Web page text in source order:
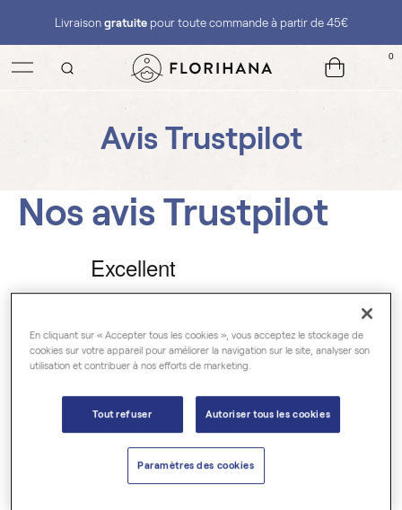
Avis Trustpilot
Nos avis Trustpilot
Livraison gratuitepour toute commande à partir de 45€
0
En cliquant sur « Accepter tous les cookies », vous acceptez le stockage de
cookies sur votre appareil pour améliorer la navigation sur le site, analyser son
utilisation et contribuer à nos efforts de marketing.
Tout refuser Autoriser tous les cookies
Paramètres des cookies